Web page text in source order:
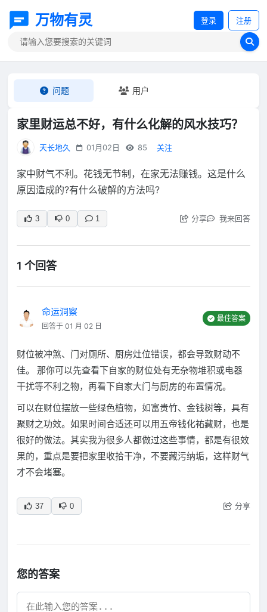
万物有灵 登录 注册
问题 用户
家里财运总不好，有什么化解的风水技巧？
天长地久 01月02日 85 关注
家中财气不利。花钱无节制，在家无法赚钱。这是什么
原因造成的?有什么破解的方法吗?
3 0 1 分享 我来回答
1 个回答
命运洞察
回答于 01 月 02 日
最佳答案
财位被冲煞、门对厕所、厨房灶位错误，都会导致财动不
佳。 那你可以先查看下自家的财位处有无杂物堆积或电器
干扰等不利之物，再看下自家大门与厨房的布置情况。
可以在财位摆放一些绿色植物，如富贵竹、金钱树等，具有
聚财之功效。如果时间合适还可以用五帝钱化祐藏财，也是
很好的做法。其实我为很多人都做过这些事情，都是有很效
果的，重点是要把家里收拾干净，不要藏污纳垢，这样财气
才不会堵塞。
37 0 分享
您的答案